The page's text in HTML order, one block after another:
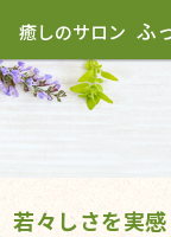
癒しのサロン ふ
若々しさを実感